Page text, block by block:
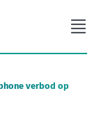
verbod op